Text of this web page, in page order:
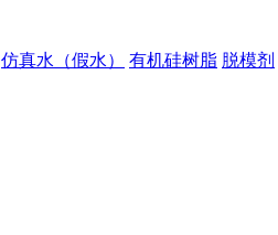
仿真水（假水） 有机硅树脂 脱模剂